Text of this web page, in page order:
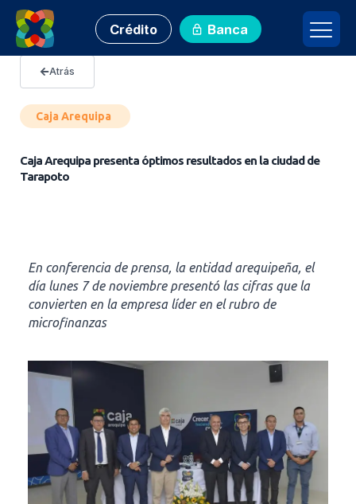
Crédito Banca
Atrás
Caja Arequipa
Caja Arequipa presenta óptimos resultados en la ciudad de
Tarapoto
En conferencia de prensa, la entidad arequipeña, el
día lunes 7 de noviembre presentó las cifras que la
convierten en la empresa líder en el rubro de
microfinanzas